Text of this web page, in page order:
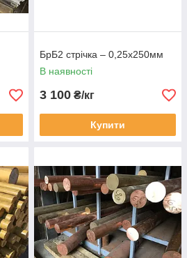
БрБ2 стрічка – 0,25х250мм
В наявності
3 100 ₴/кг
Купити